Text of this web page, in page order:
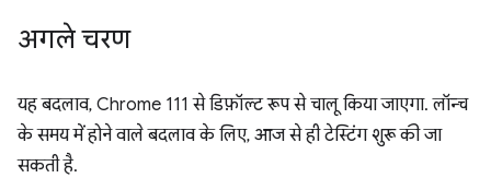
अगले चरण
यह बदलाव, Chrome 111 से डिफ़ॉल्ट रूप से चालू किया जाएगा. लॉन्च
के समय में होने वाले बदलाव के लिए, आज से ही टेस्टिंग शुरू की जा
सकती है.